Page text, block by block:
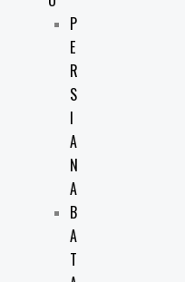
P
E
R
S
I
A
N
A
B
A
T